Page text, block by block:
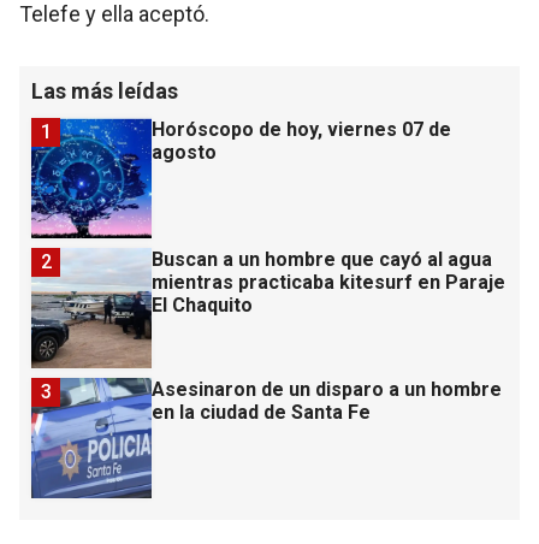
Telefe y ella aceptó.
Las más leídas
Horóscopo de hoy, viernes 07 de
agosto
1
Buscan a un hombre que cayó al agua
mientras practicaba kitesurf en Paraje
El Chaquito
2
Asesinaron de un disparo a un hombre
en la ciudad de Santa Fe
3